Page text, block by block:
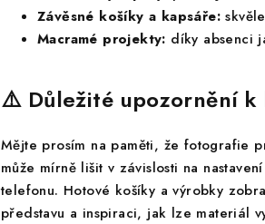
Závěsné košíky a kapsáře:
Macramé projekty: díky absenci
⚠️ Důležité upozornění k
Mějte prosím na paměti, že fotografie
může mírně lišit v závislosti na
telefonu. Hotové košíky a výrobky
představu a inspiraci, jak lze materiál